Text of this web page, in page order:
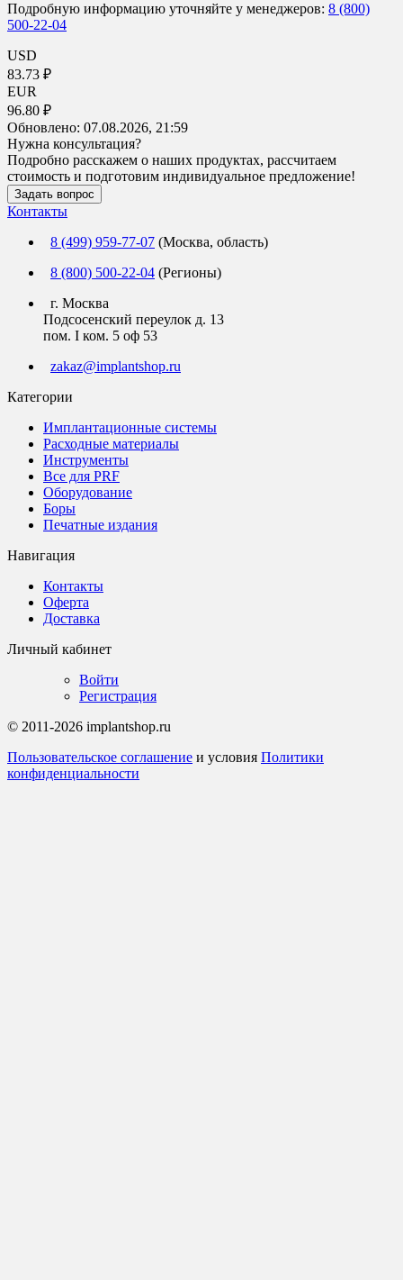
Подробную информацию уточняйте у менеджеров: 8 (800)
500-22-04
USD
83.73 ₽
EUR
96.80 ₽
Обновлено: 07.08.2026, 21:59
Нужна консультация?
Подробно расскажем о наших продуктах, рассчитаем
стоимость и подготовим индивидуальное предложение!
Задать вопрос
Контакты
8 (499) 959-77-07 (Москва, область)
8 (800) 500-22-04 (Регионы)
г. Москва
Подсосенский переулок д. 13
пом. I ком. 5 оф 53
zakaz@implantshop.ru
Категории
Имплантационные системы
Расходные материалы
Инструменты
Все для PRF
Оборудование
Боры
Печатные издания
Навигация
Контакты
Оферта
Доставка
Личный кабинет
Войти
Регистрация
© 2011-2026 implantshop.ru
Пользовательское соглашение и условия Политики
конфиденциальности